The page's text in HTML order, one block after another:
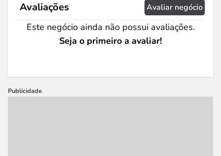
Avaliações Avaliar negócio
Este negócio ainda não possui avaliações.
Seja o primeiro a avaliar!
Publicidade